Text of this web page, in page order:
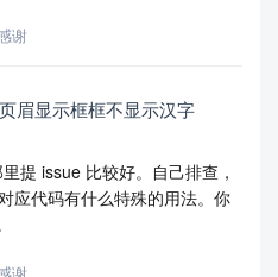
谢
眉显示框框不显示汉字
提 issue 比较好。自己排查，
应代码有什么特殊的用法。你